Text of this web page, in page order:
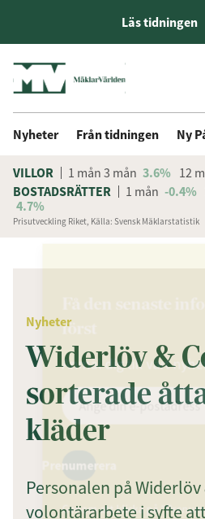
Läs tidningen
Nyheter Från tidningen Ny
VILLOR 1 mån 3 mån 3.6% 12
BOSTADSRÄTTER
1 mån -0.4%
4.7%
Prisutveckling Riket, Källa: Svensk Mäklarstatistik
ANNONS
Nyheter
Widerlöv &
sorterade
kläder
Personalen på
volontärarbete i syfte
först
Anmäl dig till vårt
Prenumerera
Genom att klicka på